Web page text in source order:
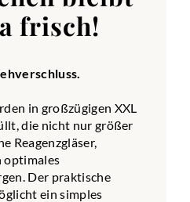
frisch!
in großzügigen XXL
die nicht nur größer
Reagenzgläser,
optimales
Der praktische
ein simples